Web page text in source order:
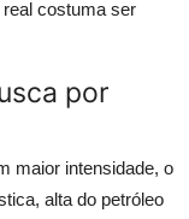
costuma ser
por
maior intensidade, o
alta do petróleo